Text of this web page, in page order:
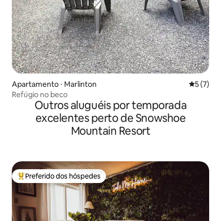
Apartamento ⋅ Marlinton 5 de
5 (7)
Refúgio no beco
Outros aluguéis por temporada
excelentes perto de Snowshoe
Mountain Resort
Entre os melhores preferidos dos hóspedes
Preferido dos hóspedes